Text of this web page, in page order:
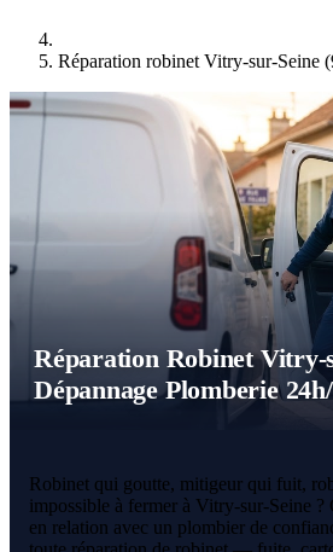
Réparation robinet Vitry-sur-Seine
Réparation Robinet Vitry-
Dépannage Plomberie
Robinet qui goutte, mitigeur qui fuit,
impossible à fermer à Vitry-sur-Seine ?
en relation avec un plombier de